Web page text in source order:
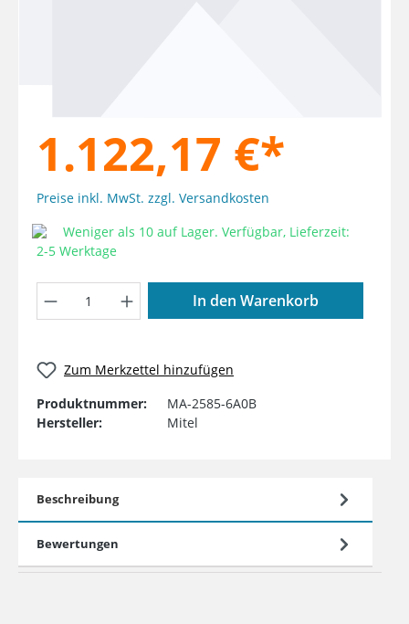
1.122,17 €*
Preise inkl. MwSt. zzgl. Versandkosten
Weniger als 10 auf Lager. Verfügbar, Lieferzeit:
2-5 Werktage
Produkt Anzahl: Gib den
In den Warenkorb
Zum Merkzettel hinzufügen
Produktnummer:
MA-2585-6A0B
Hersteller:
Mitel
Beschreibung
Bewertungen